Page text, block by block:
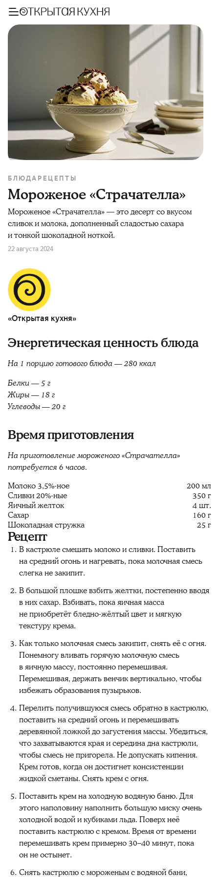
БЛЮДА РЕЦЕПТЫ
Мороженое «Страчателла»
Мороженое «Страчателла» — это десерт со вкусом
сливок и молока, дополненный сладостью сахара
и тонкой шоколадной ноткой.
22 августа 2024
«Открытая кухня»
Энергетическая ценность блюда
На 1 порцию готового блюда — 280 ккал
Белки — 5 г
Жиры — 18 г
Углеводы — 20 г
Время приготовления
На приготовление мороженого «Страчателла»
потребуется 6 часов.
Молоко 3,5%-ное
200 мл
Сливки 20%-ные
350 г
Яичный желток
4 шт.
Сахар
160 г
Шоколадная стружка
25 г
Рецепт
В кастрюле смешать молоко и сливки. Поставить
на средний огонь и нагревать, пока молочная смесь
слегка не закипит.
В большой плошке взбить желтки, постепенно вводя
в них сахар. Взбивать, пока яичная масса
не приобретёт бледно-жёлтый цвет и мягкую
текстуру крема.
Как только молочная смесь закипит, снять её с огня.
Понемногу вливать горячую молочную смесь
в яичную массу, постоянно перемешивая.
Перемешивая, держать венчик вертикально, чтобы
избежать образования пузырьков.
Перелить получившуюся смесь обратно в кастрюлю,
поставить на средний огонь и перемешивать
деревянной ложкой до загустения массы. Убедиться,
что захватываются края и середина дна кастрюли,
чтобы смесь не пригорела. Не допускать кипения.
Крем готов, когда он достигнет консистенции
жидкой сметаны. Снять крем с огня.
Поставить крем на холодную водяную баню. Для
этого наполовину наполнить большую миску очень
холодной водой и кубиками льда. Поверх неё
поставить кастрюлю с кремом. Время от времени
перемешивать крем примерно 30–40 минут, пока
он не остынет.
Снять кастрюлю с мороженым с водяной бани,